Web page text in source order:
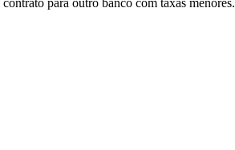
para outro banco com taxas menores.